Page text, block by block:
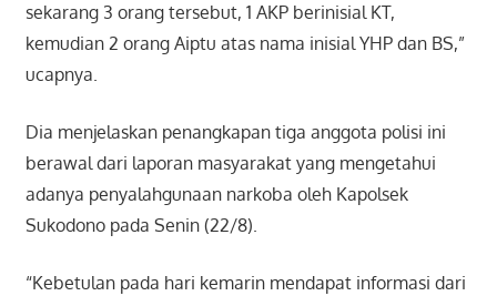
sekarang 3 orang tersebut, 1 AKP berinisial KT,
kemudian 2 orang Aiptu atas nama inisial YHP dan BS,”
ucapnya.
Dia menjelaskan penangkapan tiga anggota polisi ini
berawal dari laporan masyarakat yang mengetahui
adanya penyalahgunaan narkoba oleh Kapolsek
Sukodono pada Senin (22/8).
“Kebetulan pada hari kemarin mendapat informasi dari